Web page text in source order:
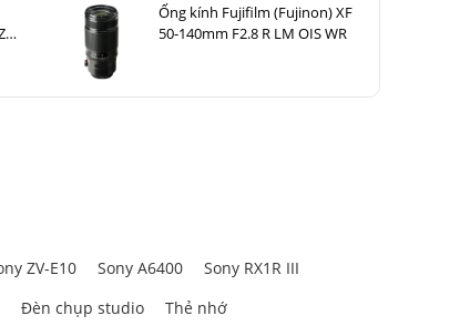
cộng
Ống kính Fujifilm (Fujinon) XF
50-140mm F2.8 R LM OIS WR
ZV-E10 Sony A6400
Sony RX1R III
Đèn chụp studio
Thẻ nhớ